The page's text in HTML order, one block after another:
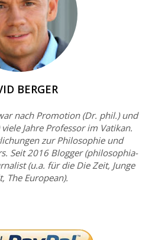
BERGER
nach Promotion (Dr. phil.) und
Jahre Professor im Vatikan.
zur Philosophie und
Seit 2016 Blogger (philosophia-
(u.a. für die Die Zeit, Junge
The European).